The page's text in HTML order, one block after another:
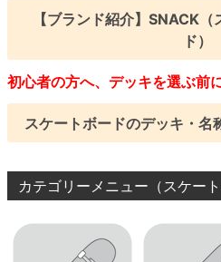
【ブランド紹介】SNACK
ド）
初心者の方へ、デッキを選ぶ前
スケートボードのデッキ・名
カテゴリーメニュー（スケート
高性能デッキ